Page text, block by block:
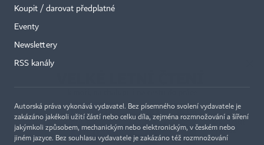
Koupit / darovat předplatné
Eventy
Newslettery
RSS kanály
Autorská práva vykonává vydavatel. Bez písemného svolení vydavatele je
zakázáno jakékoli užití částí nebo celku díla, zejména rozmnožování a šíření
jakýmkoli způsobem, mechanickým nebo elektronickým, v českém nebo
jiném jazyce. Bez souhlasu vydavatele je zakázáno též rozmnožování